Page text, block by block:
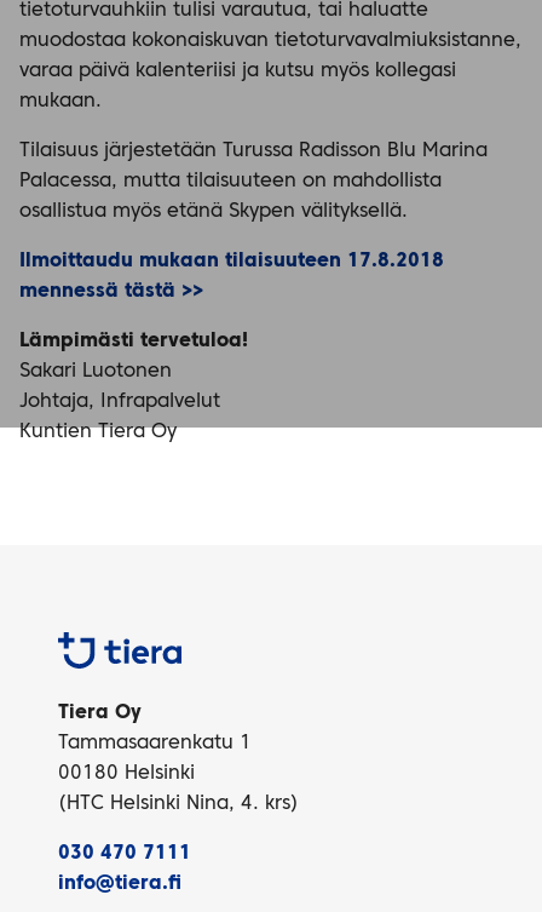
tietoturvauhkiin tulisi varautua, tai haluatte
muodostaa kokonaiskuvan tietoturvavalmiuksistanne,
varaa päivä kalenteriisi ja kutsu myös kollegasi
mukaan.
Tilaisuus järjestetään Turussa Radisson Blu Marina
Palacessa, mutta tilaisuuteen on mahdollista
osallistua myös etänä Skypen välityksellä.
Ilmoittaudu mukaan tilaisuuteen 17.8.2018
mennessä tästä >>
Lämpimästi tervetuloa!
Sakari Luotonen
Johtaja, Infrapalvelut
Kuntien Tiera Oy
Tiera
Tiera Oy
Tammasaarenkatu 1
00180 Helsinki
(HTC Helsinki Nina, 4. krs)
030 470 7111
info@tiera.fi